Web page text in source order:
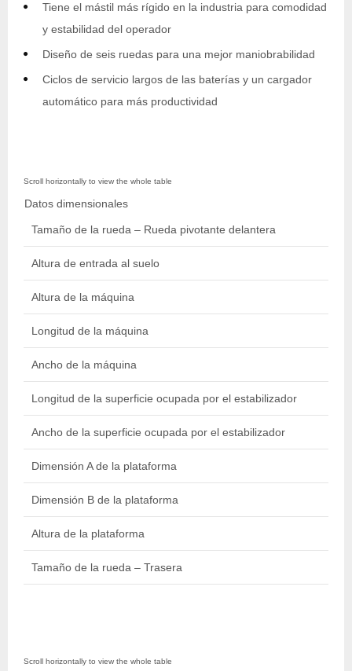
Tiene el mástil más rígido en la industria para comodidad
y estabilidad del operador
Diseño de seis ruedas para una mejor maniobrabilidad
Ciclos de servicio largos de las baterías y un cargador
automático para más productividad
Datos dimensionales
Tamaño de la rueda – Rueda pivotante delantera
Altura de entrada al suelo
Altura de la máquina
Longitud de la máquina
Ancho de la máquina
Longitud de la superficie ocupada por el estabilizador
Ancho de la superficie ocupada por el estabilizador
Dimensión A de la plataforma
Dimensión B de la plataforma
Altura de la plataforma
Tamaño de la rueda – Trasera